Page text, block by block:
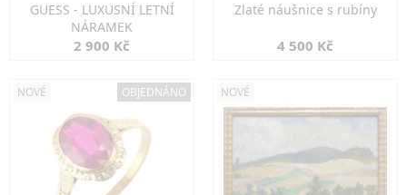
GUESS - LUXUSNÍ LETNÍ
NÁRAMEK
2 900 Kč
Zlaté náušnice s rubíny
4 500 Kč
NOVÉ OBJEDNÁNO NOVÉ